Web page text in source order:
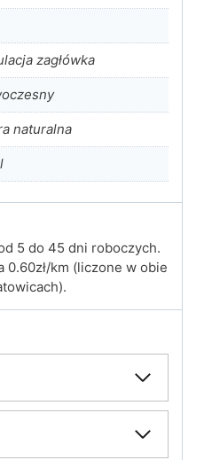
zagłówka
naturalna
5 do 45 dni roboczych.
0.60zł/km (liczone w obie